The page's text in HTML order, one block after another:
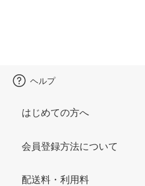
ヘルプ
はじめての方へ
会員登録方法について
配送料・利用料